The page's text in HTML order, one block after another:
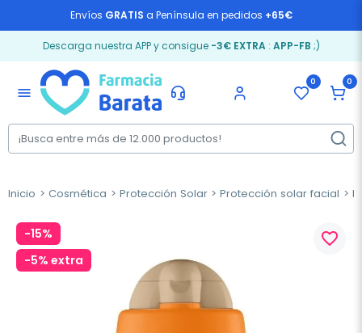
Envíos GRATIS a Península en pedidos +65€
Descarga nuestra APP y consigue -3€ EXTRA: APP-FB ;)
menu
0 0
Inicio Cosmética Protección Solar Protección solar facial
-15%
-5% extra
favorite_border